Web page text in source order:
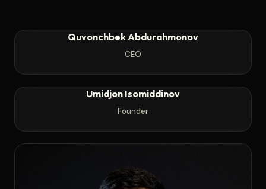
Quvonchbek Abdurahmonov
CEO
Umidjon Isomiddinov
Founder